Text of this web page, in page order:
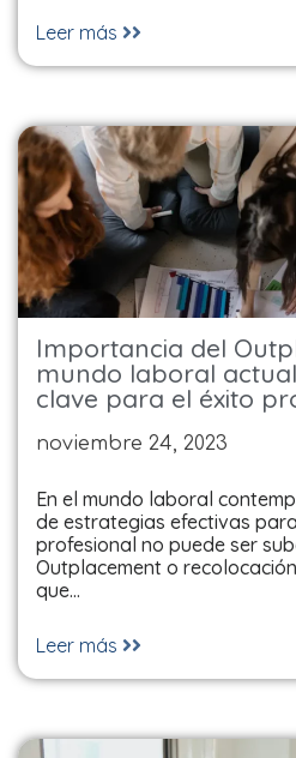
Leer más
Importancia del
mundo laboral
clave para el éxito
noviembre 24, 2023
En el mundo laboral
de estrategias efectivas
profesional no puede ser
Outplacement o
que…
Leer más